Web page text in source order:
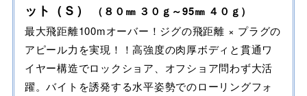
ット（Ｓ）
（８０㎜ ３０ｇ～95㎜ ４０ｇ）
最大飛距離100mオーバー！ジグの飛距離 × プラグの
アピール力を実現！！高強度の肉厚ボディと貫通ワ
イヤー構造でロックショア、オフショア問わず大活
躍。バイトを誘発する水平姿勢でのローリングフォ